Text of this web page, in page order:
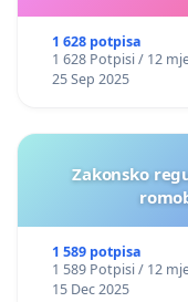
1 628 potpisa
1 628 Potpisi / 12
25 Sep 2025
Zakonsko
1 589 potpisa
1 589 Potpisi / 12
15 Dec 2025